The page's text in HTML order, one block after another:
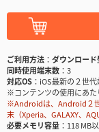
ご利用方法
ダウンロード
同時使用端末数
3
対応OS
iOS最新の２世
※コンテンツの使用にあ
※Androidは、Android２
末（Xperia、GALAXY、
必要メモリ容量
118 MB